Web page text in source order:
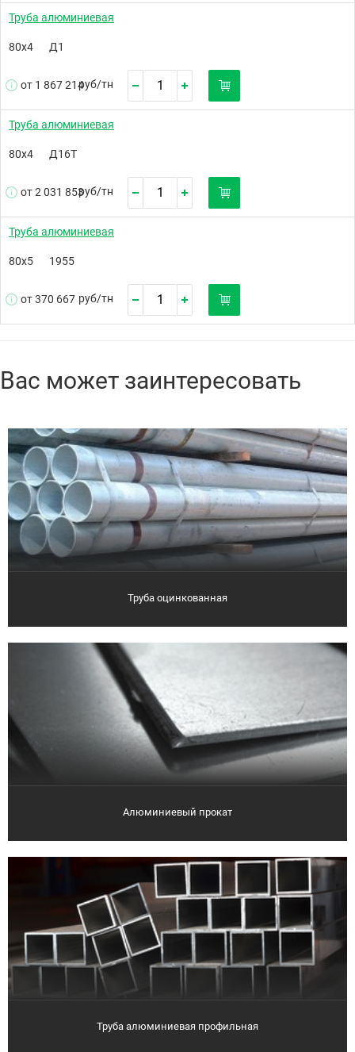
Труба алюминиевая
80х4 Д1
от 1 867 214руб/тн
Труба алюминиевая
80х4 Д16Т
от 2 031 853руб/тн
Труба алюминиевая
80х5 1955
от 370 667 руб/тн
Вас может заинтересовать
Труба оцинкованная
Алюминиевый прокат
Труба алюминиевая профильная